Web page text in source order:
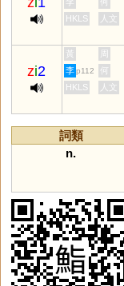
李
何
HKLS
人文
zi2
黃 周
李 p112
何
HKLS
人文
詞類
n.